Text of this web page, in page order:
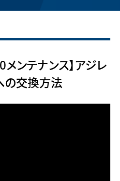
ンテナンス】アジレ
の交換方法